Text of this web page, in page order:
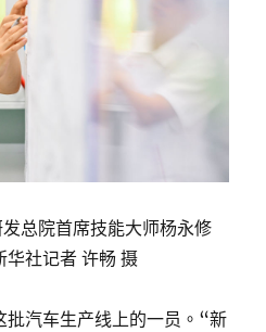
总院首席技能大师杨永修
华社记者 许畅 摄
批汽车生产线上的一员。“新